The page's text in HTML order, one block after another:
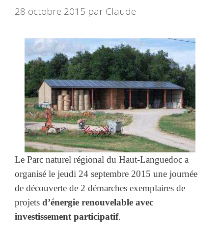
28 octobre 2015 par Claude
Le Parc naturel régional du Haut-Languedoc a
organisé le jeudi 24 septembre 2015 une journée
de découverte de 2 démarches exemplaires de
projets d’énergie renouvelable avec
investissement participatif.